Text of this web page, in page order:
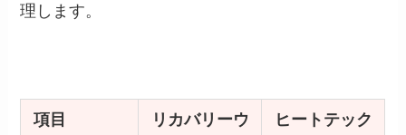
理します。
項目
リカバリーウ
ヒートテック